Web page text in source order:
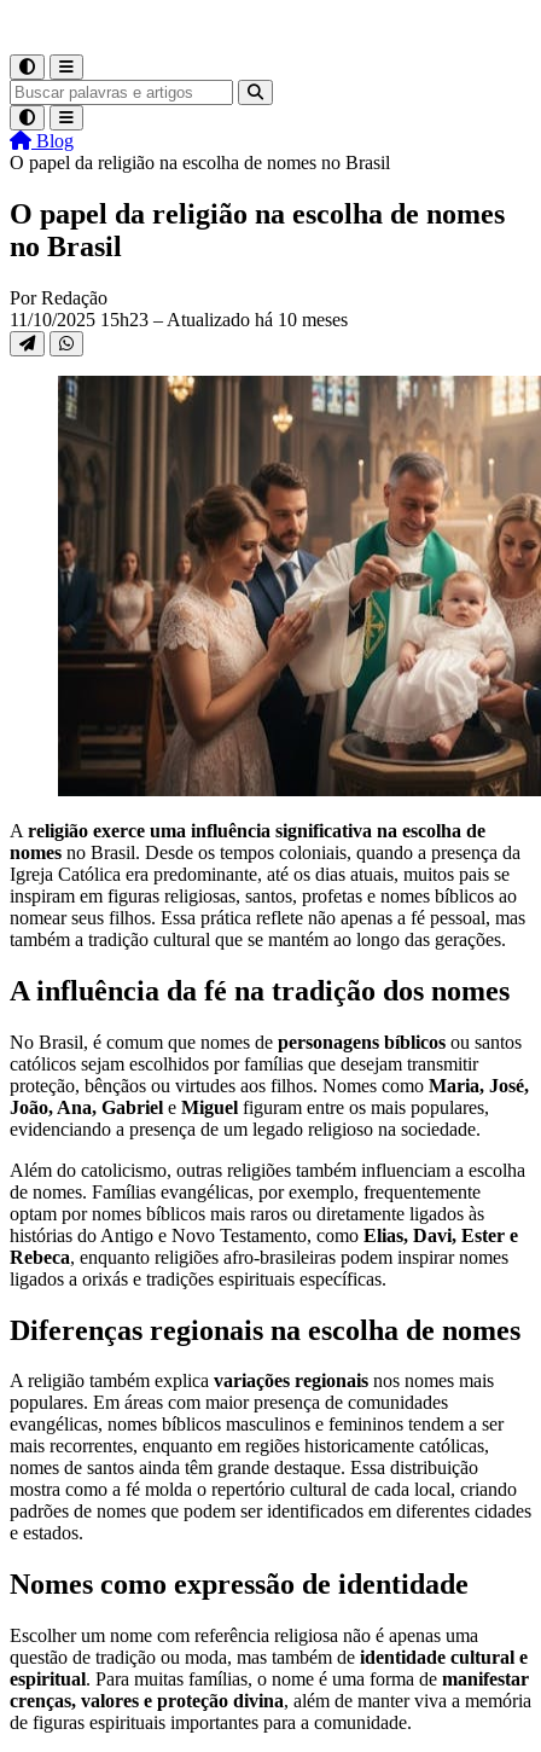
Blog
O papel da religião na escolha de nomes no Brasil
O papel da religião na escolha de nomes
no Brasil
Por Redação
11/10/2025 15h23 – Atualizado há 10 meses
A religião exerce uma influência significativa na escolha de
nomes no Brasil. Desde os tempos coloniais, quando a presença da
Igreja Católica era predominante, até os dias atuais, muitos pais se
inspiram em figuras religiosas, santos, profetas e nomes bíblicos ao
nomear seus filhos. Essa prática reflete não apenas a fé pessoal, mas
também a tradição cultural que se mantém ao longo das gerações.
A influência da fé na tradição dos nomes
No Brasil, é comum que nomes de personagens bíblicos ou santos
católicos sejam escolhidos por famílias que desejam transmitir
proteção, bênçãos ou virtudes aos filhos. Nomes como Maria, José,
João, Ana, Gabriel e Miguel figuram entre os mais populares,
evidenciando a presença de um legado religioso na sociedade.
Além do catolicismo, outras religiões também influenciam a escolha
de nomes. Famílias evangélicas, por exemplo, frequentemente
optam por nomes bíblicos mais raros ou diretamente ligados às
histórias do Antigo e Novo Testamento, como Elias, Davi, Ester e
Rebeca, enquanto religiões afro-brasileiras podem inspirar nomes
ligados a orixás e tradições espirituais específicas.
Diferenças regionais na escolha de nomes
A religião também explica variações regionais nos nomes mais
populares. Em áreas com maior presença de comunidades
evangélicas, nomes bíblicos masculinos e femininos tendem a ser
mais recorrentes, enquanto em regiões historicamente católicas,
nomes de santos ainda têm grande destaque. Essa distribuição
mostra como a fé molda o repertório cultural de cada local, criando
padrões de nomes que podem ser identificados em diferentes cidades
e estados.
Nomes como expressão de identidade
Escolher um nome com referência religiosa não é apenas uma
questão de tradição ou moda, mas também de identidade cultural e
espiritual. Para muitas famílias, o nome é uma forma de manifestar
crenças, valores e proteção divina, além de manter viva a memória
de figuras espirituais importantes para a comunidade.